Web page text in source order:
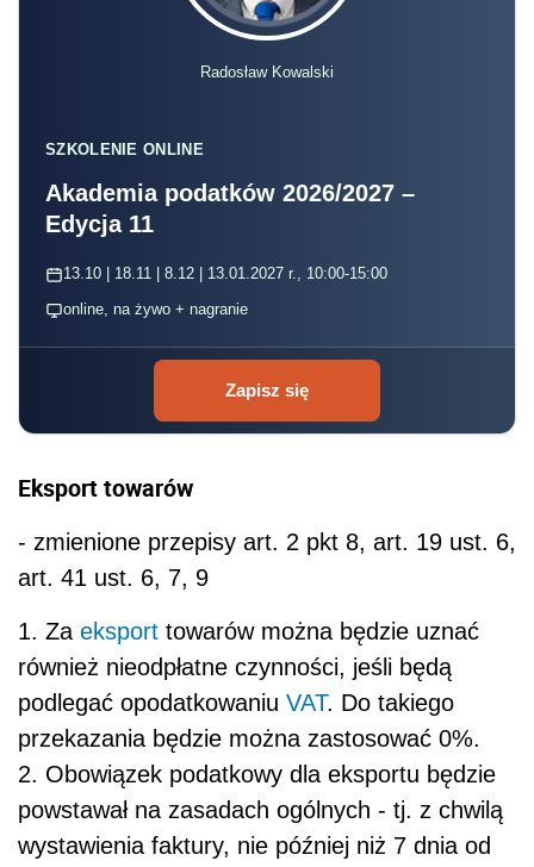
Radosław Kowalski
SZKOLENIE ONLINE
Akademia podatków 2026/2027 –
Edycja 11
13.10 | 18.11 | 8.12 | 13.01.2027 r., 10:00-15:00
online, na żywo + nagranie
Zapisz się
Eksport towarów
- zmienione przepisy art. 2 pkt 8, art. 19 ust. 6,
art. 41 ust. 6, 7, 9
1. Za eksport towarów można będzie uznać
również nieodpłatne czynności, jeśli będą
podlegać opodatkowaniu VAT. Do takiego
przekazania będzie można zastosować 0%.
2. Obowiązek podatkowy dla eksportu będzie
powstawał na zasadach ogólnych - tj. z chwilą
wystawienia faktury, nie później niż 7 dnia od